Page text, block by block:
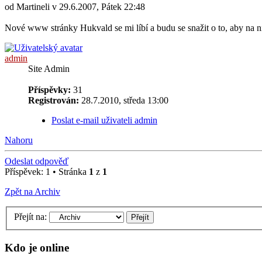
od Martineli v 29.6.2007, Pátek 22:48
Nové www stránky Hukvald se mi líbí a budu se snažit o to, aby na
admin
Site Admin
Příspěvky: 31
Registrován: 28.7.2010, středa 13:00
Poslat e-mail uživateli admin
Nahoru
Odeslat odpověď
Příspěvek: 1 • Stránka 1 z 1
Zpět na Archiv
Přejít na:
Kdo je online